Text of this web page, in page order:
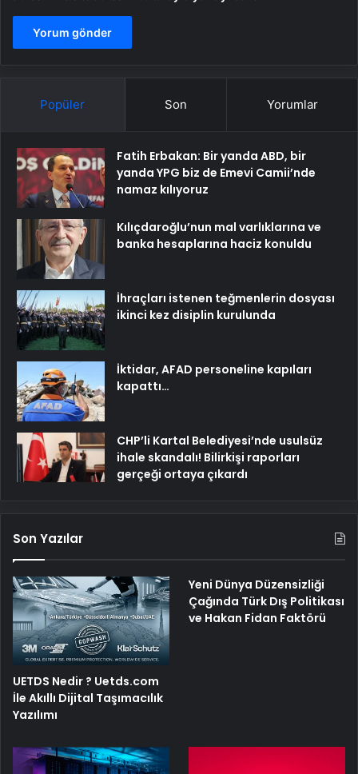
Popüler Son Yorumlar
Fatih Erbakan: Bir yanda ABD, bir
yanda YPG biz de Emevi Camii’nde
namaz kılıyoruz
Kılıçdaroğlu’nun mal varlıklarına ve
banka hesaplarına haciz konuldu
İhraçları istenen teğmenlerin dosyası
ikinci kez disiplin kurulunda
İktidar, AFAD personeline kapıları
kapattı…
CHP’li Kartal Belediyesi’nde usulsüz
ihale skandalı! Bilirkişi raporları
gerçeği ortaya çıkardı
Son Yazılar
UETDS Nedir ? Uetds.com
İle Akıllı Dijital Taşımacılık
Yazılımı
Yeni Dünya Düzensizliği
Çağında Türk Dış Politikası
ve Hakan Fidan Faktörü